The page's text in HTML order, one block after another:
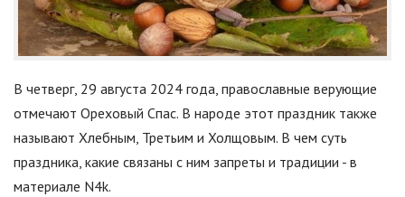
В четверг, 29 августа 2024 года, православные верующие
отмечают Ореховый Спас. В народе этот праздник также
называют Хлебным, Третьим и Холщовым. В чем суть
праздника, какие связаны с ним запреты и традиции - в
материале N4k.